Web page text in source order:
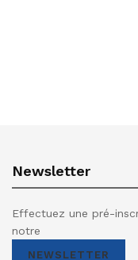
Newsletter
Effectuez une pré-
notre
NEWSLETTER